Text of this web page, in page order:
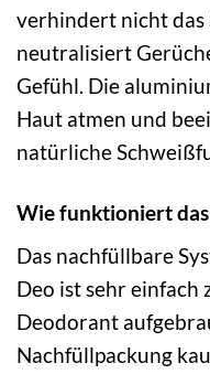
verhindert nicht das
neutralisiert
Gefühl. Die
Haut atmen und
natürliche
Wie funktioniert
Das nachfüllbare
Deo ist sehr einfach
Deodorant
Nachfüllpackung